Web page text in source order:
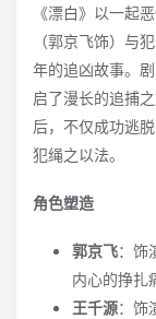
《漂白》以一起
（郭京飞饰）与
年的追凶故事。
启了漫长的追捕
后，不仅成功逃
犯绳之以法。
角色塑造
郭京飞：饰
内心的挣扎
王千源：饰